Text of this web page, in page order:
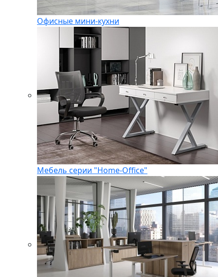
Офисные мини-кухни
Мебель серии "Home-Office"